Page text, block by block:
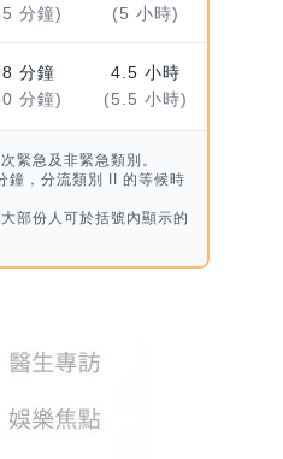
分鐘)
(5 小時)
分鐘
分鐘)
4.5 小時
(5.5 小時)
緊急及非緊急類別。
鐘，分流類別 II 的等候時
部份人可於括號內顯示的